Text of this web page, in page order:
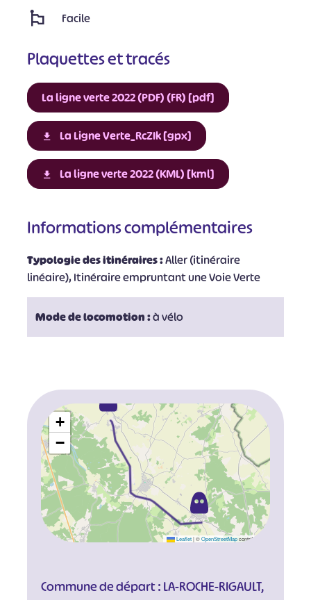
Facile
Plaquettes et tracés
La ligne verte 2022 (PDF) (FR) [pdf]
La Ligne Verte_RcZIk [gpx]
La ligne verte 2022 (KML) [kml]
Informations complémentaires
Typologie des itinéraires :Aller (itinéraire
linéaire), Itinéraire empruntant une Voie Verte
Mode de locomotion :à vélo
+
−
Leaflet |©OpenStreetMapcontributors
Commune de départ : LA-ROCHE-RIGAULT,